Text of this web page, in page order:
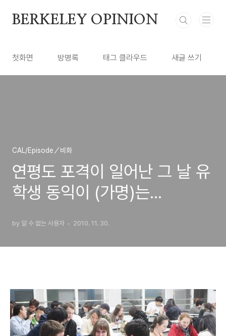
BERKELEY OPINION
첫화면 방명록 태그 클라우드 새글 쓰기
CAL/Episode／비화
연평도 포격이 일어난 그 날 유
학생 동익이 (가명)는...
by 알 수 없는 사용자 2010. 11. 30.